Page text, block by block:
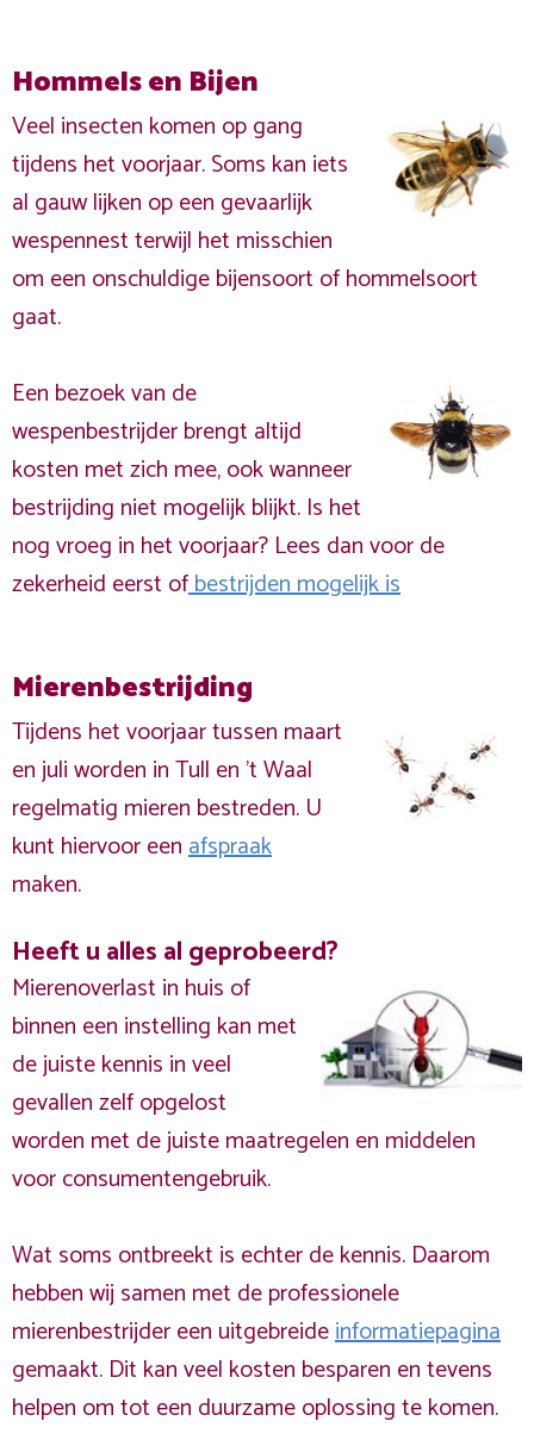
Hommels en Bijen
Veel insecten komen op gang
tijdens het voorjaar. Soms kan iets
al gauw lijken op een gevaarlijk
wespennest terwijl het misschien
om een onschuldige bijensoort of hommelsoort
gaat.
Een bezoek van de
wespenbestrijder brengt altijd
kosten met zich mee, ook wanneer
bestrijding niet mogelijk blijkt. Is het
nog vroeg in het voorjaar? Lees dan voor de
zekerheid eerst ofbestrijden mogelijk is
Mierenbestrijding
Tijdens het voorjaar tussen maart
en juli worden in Tull en 't Waal
regelmatig mieren bestreden. U
kunt hiervoor eenafspraak
maken.
Heeft u alles al geprobeerd?
Mierenoverlast in huis of
binnen een instelling kan met
de juiste kennis in veel
gevallen zelf opgelost
worden met de juiste maatregelen en middelen
voor consumentengebruik.
Wat soms ontbreekt is echter de kennis. Daarom
hebben wij samen met de professionele
mierenbestrijder een uitgebreideinformatiepagina
gemaakt. Dit kan veel kosten besparen en tevens
helpen om tot een duurzame oplossing te komen.